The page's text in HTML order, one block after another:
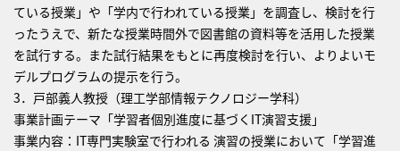
ている授業」や「学内で行われている授業」を調査し、検討を行
ったうえで、新たな授業時間外で図書館の資料等を活用した授業
を試行する。また試行結果をもとに再度検討を行い、よりよいモ
デルプログラムの提示を行う。
3．戸部義人教授（理工学部情報テクノロジー学科）
事業計画テーマ「学習者個別進度に基づくIT演習支援」
事業内容：IT専門実験室で行われる 演習の授業において「学習進